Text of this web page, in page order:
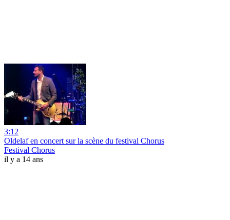
3:12
Oldelaf en concert sur la scène du festival Chorus
Festival Chorus
il y a 14 ans